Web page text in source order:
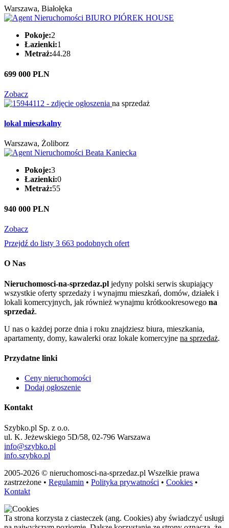
Warszawa, Białołęka
Pokoje:2
Łazienki:1
Metraż:44.28
699 000 PLN
Zobacz
na sprzedaż
lokal mieszkalny
Warszawa, Żoliborz
Pokoje:3
Łazienki:0
Metraż:55
940 000 PLN
Zobacz
Przejdź do listy 3 663 podobnych ofert
O Nas
Nieruchomosci-na-sprzedaz.pl jedyny polski serwis skupiający
wszystkie oferty sprzedaży i wynajmu mieszkań, domów, działek i
lokali komercyjnych, jak również wynajmu krótkookresowego na
sprzedaż.
U nas o każdej porze dnia i roku znajdziesz biura, mieszkania,
apartamenty, domy, kawalerki oraz lokale komercyjne na sprzedaż.
Przydatne linki
Ceny nieruchomości
Dodaj ogłoszenie
Kontakt
Szybko.pl Sp. z o.o.
ul. K. Jeżewskiego 5D/58, 02-796 Warszawa
info@szybko.pl
info.szybko.pl
2005-2026 © nieruchomosci-na-sprzedaz.pl Wszelkie prawa
zastrzeżone • Regulamin • Polityka prywatności • Cookies •
Kontakt
Ta strona korzysta z ciasteczek (ang. Cookies) aby świadczyć usługi